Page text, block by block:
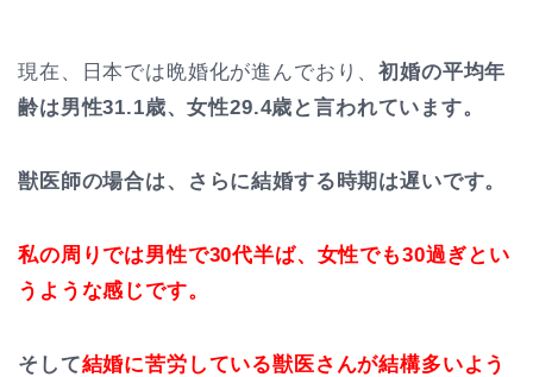
現在、日本では晩婚化が進んでおり、初婚の平均年
齢は男性31.1歳、女性29.4歳と言われています。
獣医師の場合は、さらに結婚する時期は遅いです。
私の周りでは男性で30代半ば、女性でも30過ぎとい
うような感じです。
そして結婚に苦労している獣医さんが結構多いよう